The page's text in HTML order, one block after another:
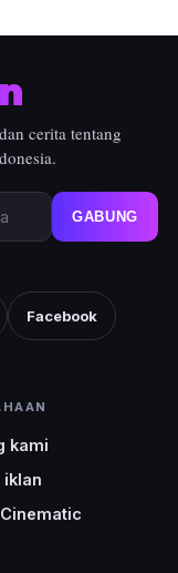
cerita tentang
GABUNG
Facebook
kami
iklan